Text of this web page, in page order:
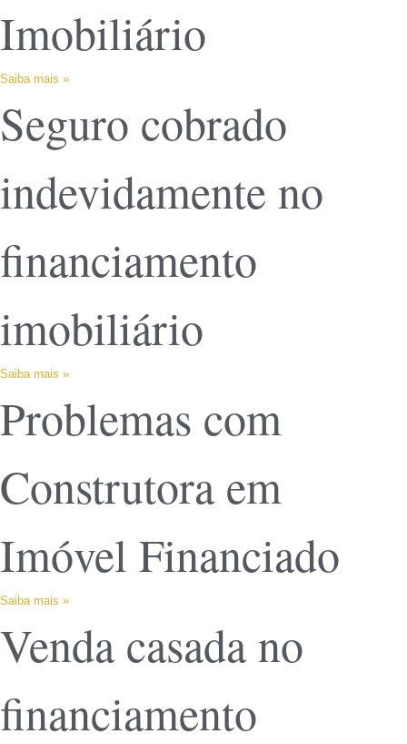
Imobiliário
Saiba mais »
Seguro cobrado
indevidamente no
financiamento
imobiliário
Saiba mais »
Problemas com
Construtora em
Imóvel Financiado
Saiba mais »
Venda casada no
financiamento